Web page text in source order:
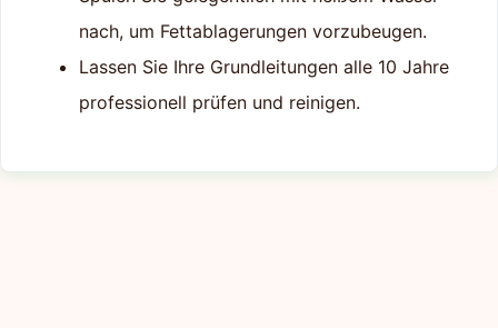
nach, um Fettablagerungen vorzubeugen.
Lassen Sie Ihre Grundleitungen alle 10 Jahre
professionell prüfen und reinigen.